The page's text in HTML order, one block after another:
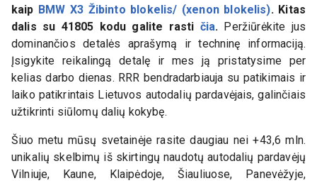
kaip BMW X3 Žibinto blokelis/ (xenon blokelis). Kitas
dalis su 41805 kodu galite rasti čia. Peržiūrėkite jus
dominančios detalės aprašymą ir techninę informaciją.
Įsigykite reikalingą detalę ir mes ją pristatysime per
kelias darbo dienas. RRR bendradarbiauja su patikimais ir
laiko patikrintais Lietuvos autodalių pardavėjais, galinčiais
užtikrinti siūlomų dalių kokybę.
Šiuo metu mūsų svetainėje rasite daugiau nei +43,6 mln.
unikalių skelbimų iš skirtingų naudotų autodalių pardavėjų
Vilniuje, Kaune, Klaipėdoje, Šiauliuose, Panevėžyje,